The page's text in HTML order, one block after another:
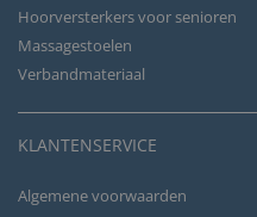
Hoorversterkers voor senioren
Massagestoelen
Verbandmateriaal
KLANTENSERVICE
Algemene voorwaarden